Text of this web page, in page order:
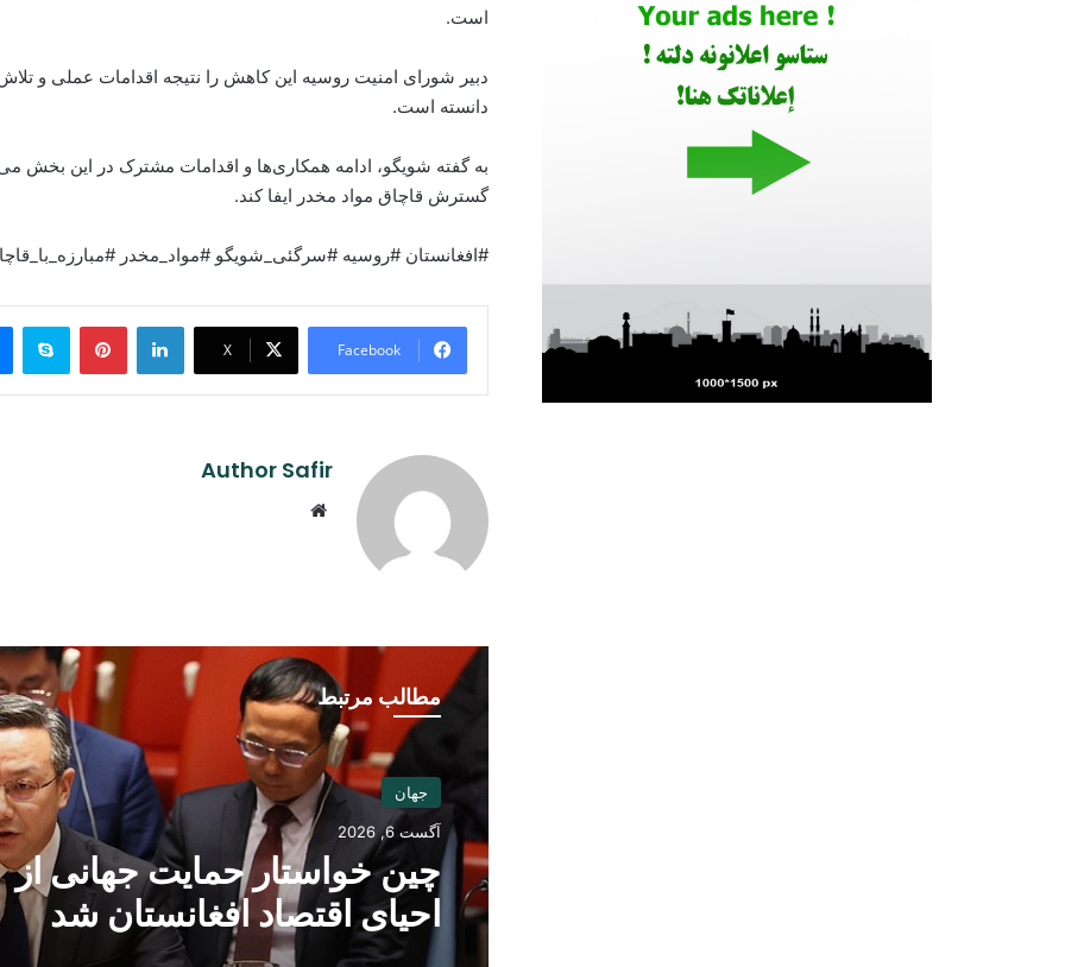
است.
دبیر شورای امنیت روسیه این کاهش را نتیجه اقدامات عملی و
دانسته است.
به گفته شویگو، ادامه همکاری‌ها و اقدامات مشترک در این بخش
گسترش قاچاق مواد مخدر ایفا کند.
#افغانستان #روسیه #سرگئی_شویگو #مواد_مخدر
Facebook
X
LinkedIn
Pinterest
Author Safir
مطالب مرتبط
جهان
آگست 6, 2026
چین خواستار حمایت جهانی از
احیای اقتصاد افغانستان شد